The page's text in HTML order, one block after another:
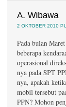
A. Wibawa
2 OKTOBER 2010
Pada bulan
beberapa
operasional
nya pada SPT
nya, apakah
mobil tersebut
PPN? Mohon